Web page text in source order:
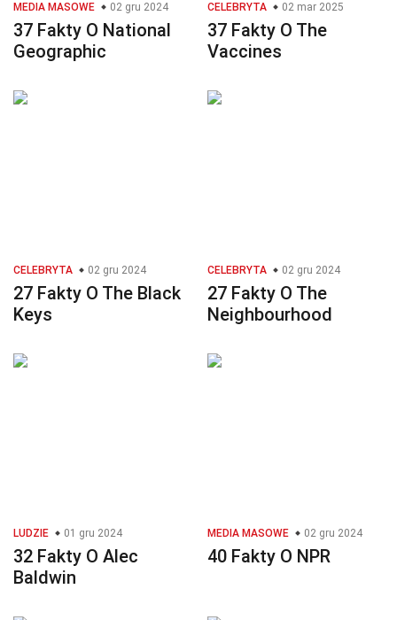
MEDIA MASOWE 02 gru 2024
37 Fakty O National
Geographic
CELEBRYTA 02 mar 2025
37 Fakty O The
Vaccines
CELEBRYTA 02 gru 2024
27 Fakty O The Black
Keys
CELEBRYTA 02 gru 2024
27 Fakty O The
Neighbourhood
LUDZIE 01 gru 2024
32 Fakty O Alec
Baldwin
MEDIA MASOWE 02 gru 2024
40 Fakty O NPR